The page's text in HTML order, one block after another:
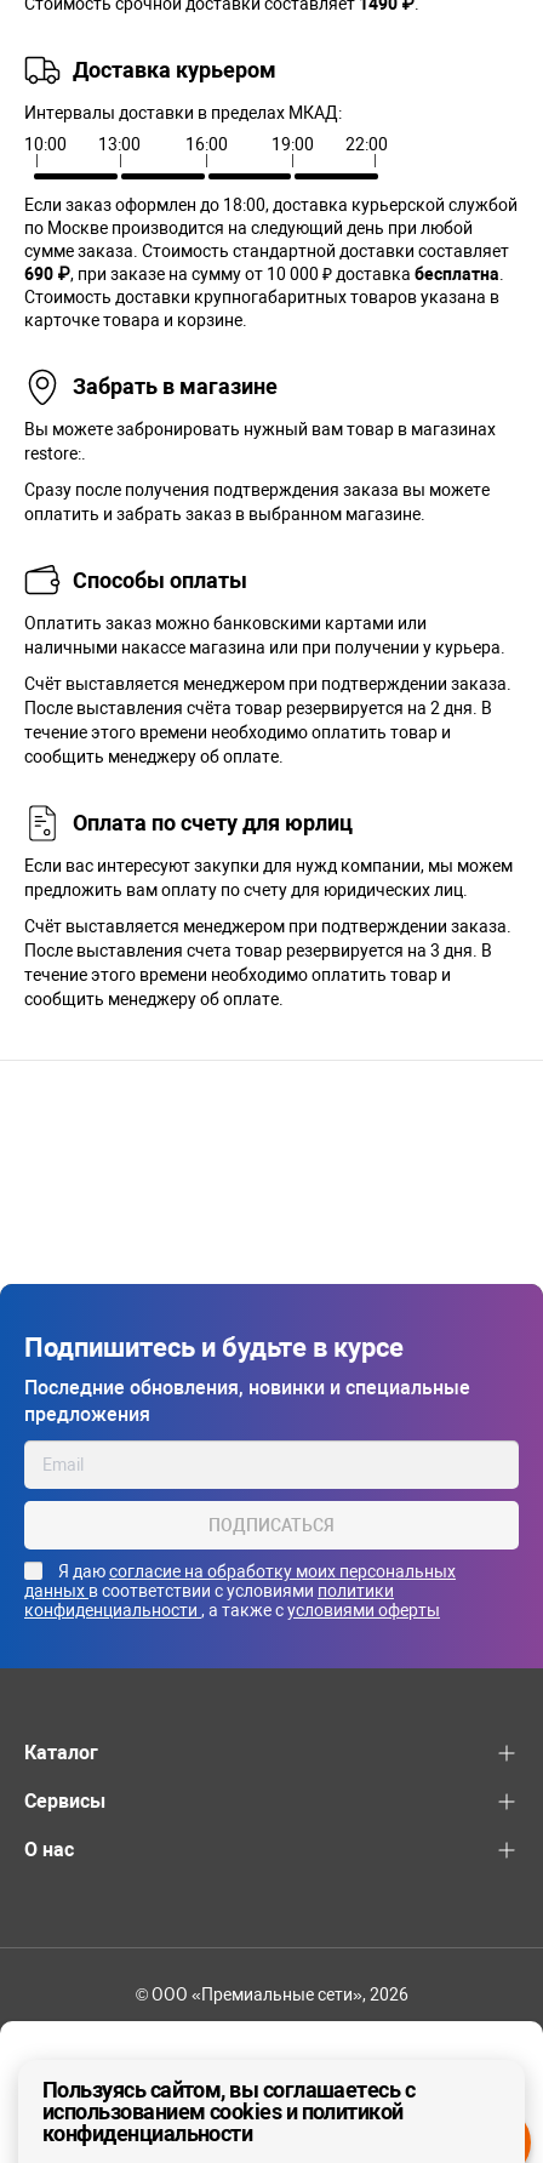
ДА, ВЕРНО
Доставка курьером
Интервалы доставки в пределах МКАД:
10:00
13:00 16:00 19:00 22:00
Если заказ оформлен до 18:00, доставка курьерской службой
по Москве производится на следующий день при любой
сумме заказа. Cтоимость стандартной доставки составляет
690 ₽, при заказе на сумму от 10 000 ₽ доставка бесплатна
Стоимость доставки крупногабаритных товаров указана в
карточке товара и корзине.
Забрать в магазине
Вы можете забронировать нужный вам товар в магазинах
restore:.
Сразу после получения подтверждения заказа вы можете
оплатить и забрать заказ в выбранном магазине.
Способы оплаты
Оплатить заказ можно банковскими картами или
наличными накассе магазина или при получении у курьера.
Cчёт выставляется менеджером при подтверждении заказа.
После выставления счёта товар резервируется на 2 дня. В
течение этого времени необходимо оплатить товар и
сообщить менеджеру об оплате.
Оплата по счету для юрлиц
Если вас интересуют закупки для нужд компании, мы можем
предложить вам оплату по счету для юридических лиц.
Счёт выставляется менеджером при подтверждении заказа.
После выставления счета товар резервируется на 3 дня. В
течение этого времени необходимо оплатить товар и
сообщить менеджеру об оплате.
Подпишитесь и будьте в курсе
Последние обновления, новинки и специальные
предложения
ПОДПИСАТЬСЯ
Я даюсогласие на обработку моих персональных
данных в соответствии с условиями политики
конфиденциальности , а также сусловиями оферты
Каталог
Сервисы
О нас
© ООО «Премиальные сети», 2026
Пользуясь сайтом, вы соглашаетесь с
использованием cookies и политикой
конфиденциальности